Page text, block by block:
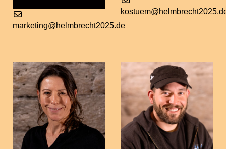
marketing@helmbrecht2025.de